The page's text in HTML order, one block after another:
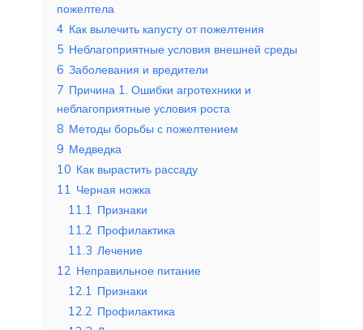
пожелтела
4 Как вылечить капусту от пожелтения
5 Неблагоприятные условия внешней среды
6 Заболевания и вредители
7 Причина 1. Ошибки агротехники и
неблагоприятные условия роста
8 Методы борьбы с пожелтением
9 Медведка
10 Как вырастить рассаду
11 Черная ножка
11.1 Признаки
11.2 Профилактика
11.3 Лечение
12 Неправильное питание
12.1 Признаки
12.2 Профилактика